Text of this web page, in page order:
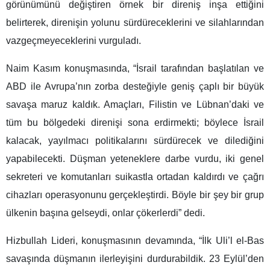
görünümünü değiştiren örnek bir direniş inşa ettiğini
belirterek, direnişin yolunu sürdüreceklerini ve silahlarından
vazgeçmeyeceklerini vurguladı.
Naim Kasım konuşmasında, “İsrail tarafından başlatılan ve
ABD ile Avrupa’nın zorba desteğiyle geniş çaplı bir büyük
savaşa maruz kaldık. Amaçları, Filistin ve Lübnan’daki ve
tüm bu bölgedeki direnişi sona erdirmekti; böylece İsrail
kalacak, yayılmacı politikalarını sürdürecek ve dilediğini
yapabilecekti. Düşman yeteneklere darbe vurdu, iki genel
sekreteri ve komutanları suikastla ortadan kaldırdı ve çağrı
cihazları operasyonunu gerçekleştirdi. Böyle bir şey bir grup
ülkenin başına gelseydi, onlar çökerlerdi” dedi.
Hizbullah Lideri, konuşmasının devamında, “İlk Uli’l el-Bas
savaşında düşmanın ilerleyişini durdurabildik. 23 Eylül’den